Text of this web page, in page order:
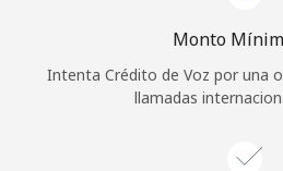
Continuar
Monto
Intenta Crédito de Voz por una
llamadas